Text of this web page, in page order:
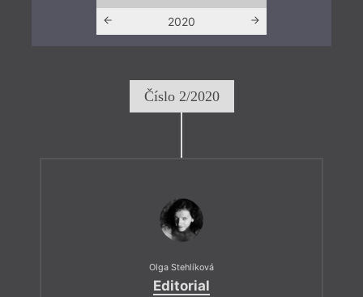
2020
Číslo 2/2020
Olga Stehlíková
Editorial